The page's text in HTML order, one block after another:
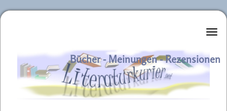
Literaturkurier.net
Bücher - Meinungen - Rezensionen